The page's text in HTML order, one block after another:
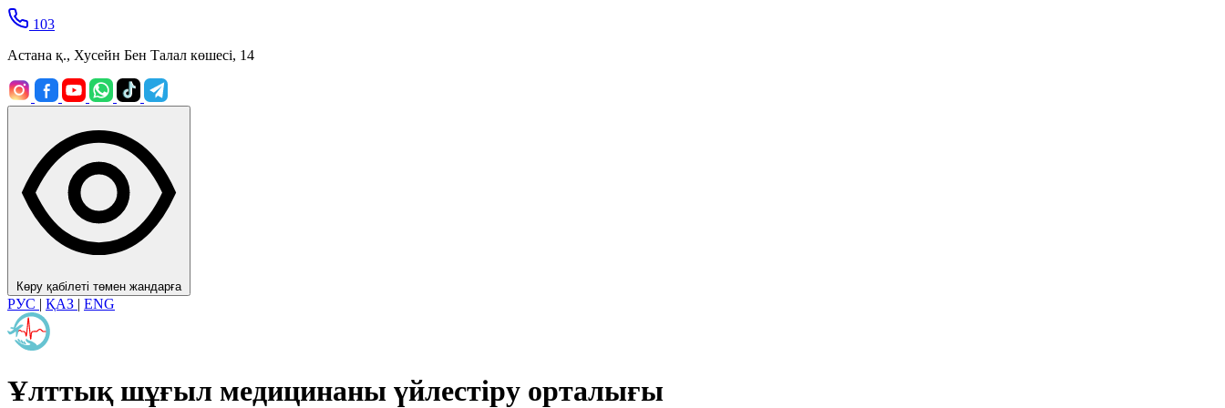
103
Астана қ., Хусейн Бен Талал көшесі, 14
Көру қабілеті төмен жандарға
РУС | ҚАЗ | ENG
Ұлттық шұғыл медицинаны үйлестіру орталығы